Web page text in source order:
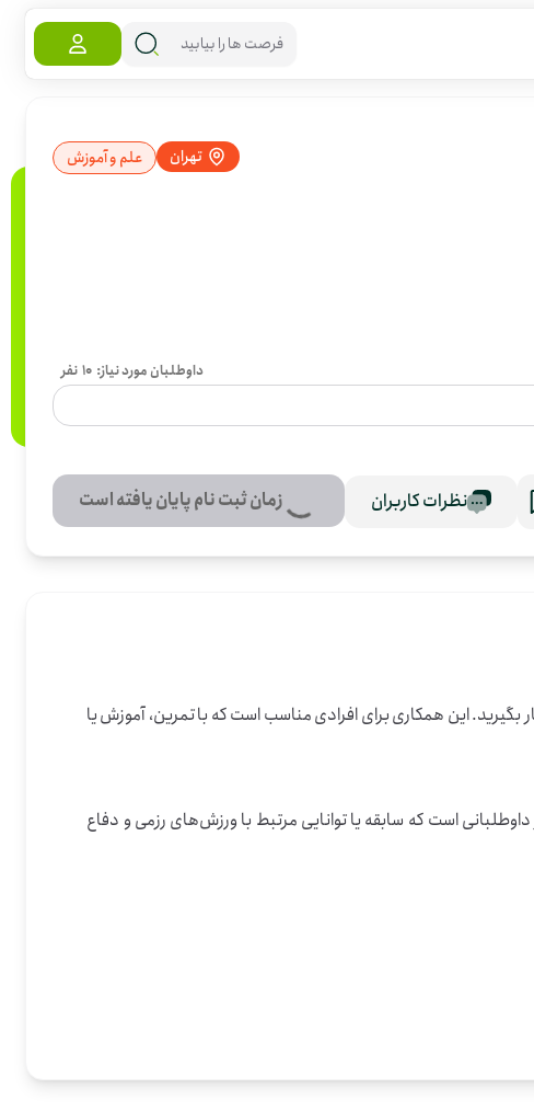
تهران علم و آموزش
داوطلبان مورد نیاز: 10 نفر
نظرات کاربران زمان ثبت نام پایان یافته است
است همان مهارت‌تان را در یک فعالیت داوطلبانه به کار بگیرید. این همکاری برای افرادی مناسب است که با تمرین، آموزش یا
این فرصت در تهران، استان تهران برگزار می‌شود و در دسته‌ی خدمات عمومی و علم و آموزش قرار می‌گیرد. تمرکز اصلی آن بر حضور داوطلبانی است که سابقه یا توانایی مرتبط با ورزش‌های رزمی و دفاع